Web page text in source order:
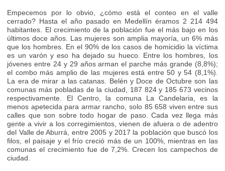
Empecemos por lo obvio, ¿cómo está el conteo en el valle
cerrado? Hasta el año pasado en Medellín éramos 2 214 494
habitantes. El crecimiento de la población fue el más bajo en los
últimos doce años. Las mujeres son amplia mayoría, un 6% más
que los hombres. En el 90% de los casos de homicidio la víctima
es un varón y eso ha dejado su hueco. Entre los hombres, los
jóvenes entre 24 y 29 años arman el parche más grande (8,8%);
el combo más amplio de las mujeres está entre 50 y 54 (8,1%).
La era de mirar a las catanas. Belén y Doce de Octubre son las
comunas más pobladas de la ciudad, 187 824 y 185 673 vecinos
respectivamente. El Centro, la comuna La Candelaria, es la
menos apetecida para armar rancho, solo 85 658 viven entre sus
calles que son sobre todo hogar de paso. Cada vez llega más
gente a vivir a los corregimientos, vienen de afuera o de adentro
del Valle de Aburrá, entre 2005 y 2017 la población que buscó los
filos, el paisaje y el frío creció más de un 100%, mientras en las
comunas el crecimiento fue de 7,2%. Crecen los campechos de
ciudad.